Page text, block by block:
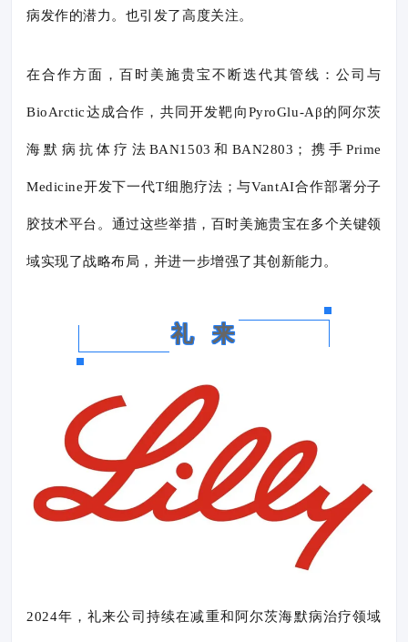
病发作的潜力。也引发了高度关注。
在合作方面，百时美施贵宝不断迭代其管线：公司与
BioArctic达成合作，共同开发靶向PyroGlu-Aβ的阿尔茨
海默病抗体疗法BAN1503和BAN2803；携手Prime
Medicine开发下一代T细胞疗法；与VantAI合作部署分子
胶技术平台。通过这些举措，百时美施贵宝在多个关键领
域实现了战略布局，并进一步增强了其创新能力。
礼 来
2024年，礼来公司持续在减重和阿尔茨海默病治疗领域